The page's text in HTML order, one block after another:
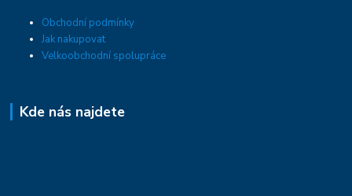
Obchodní podmínky
Jak nakupovat
Velkoobchodní spolupráce
Kde nás najdete